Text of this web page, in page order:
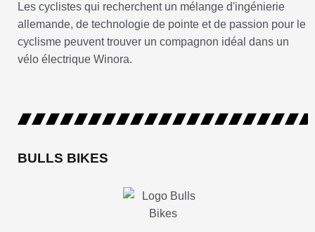
Les cyclistes qui recherchent un mélange d'ingénierie
allemande, de technologie de pointe et de passion pour le
cyclisme peuvent trouver un compagnon idéal dans un
vélo électrique Winora.
BULLS BIKES